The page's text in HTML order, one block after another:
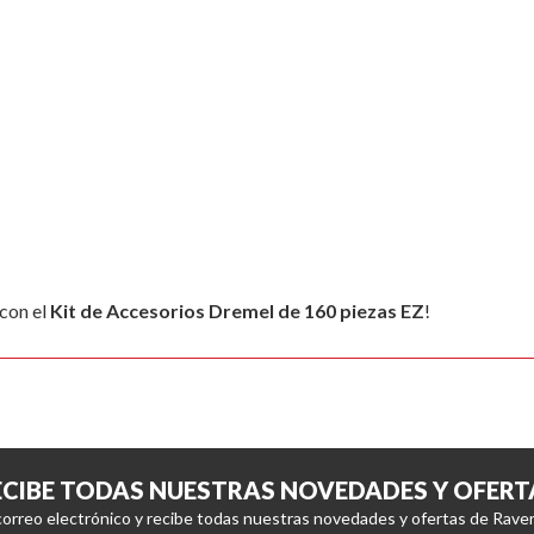
el Kit de Accesorios Dremel de 160 piezas EZ!
TODAS NUESTRAS NOVEDADES Y
electrónico y recibe todas nuestras novedades y ofertas de